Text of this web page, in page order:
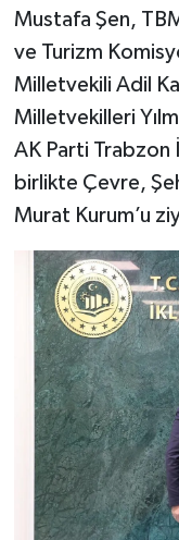
Mustafa Şen,
ve Turizm
Milletvekili Adil
Milletvekilleri
AK Parti Trabzon
birlikte Çevre,
Murat Kurum’u